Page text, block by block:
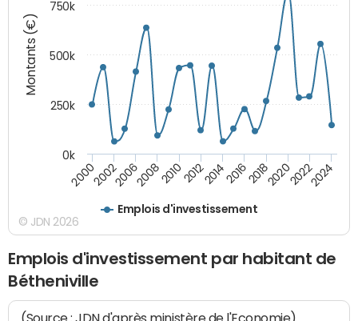
Montants (€)
Emplois d'investissement
200020022006200820102012201420162018202020222024
0k
250k
500k
750k
© JDN 2026
Emplois d'investissement par habitant de
Bétheniville
(Source : JDN d'après ministère de l'Economie)